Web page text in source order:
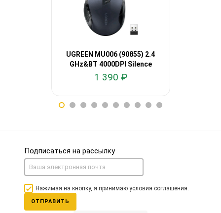
UGREEN MU006 (90855) 2.4
GHz&BT 4000DPI Silence
1 390 ₽
Подписаться на рассылку
Нажимая на кнопку, я принимаю условия соглашения.
ОТПРАВИТЬ